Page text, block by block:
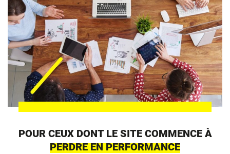
POUR CEUX DONT LE SITE COMMENCE À
PERDRE EN PERFORMANCE